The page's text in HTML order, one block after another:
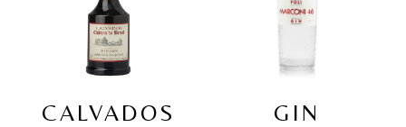
CALVADOS
GIN